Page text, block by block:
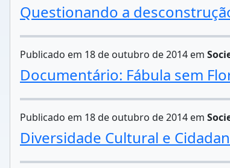
Questionando a
Publicado em 18 de outubro de 2014 em
Documentário: Fábula sem
Publicado em 18 de outubro de 2014 em
Diversidade Cultural e